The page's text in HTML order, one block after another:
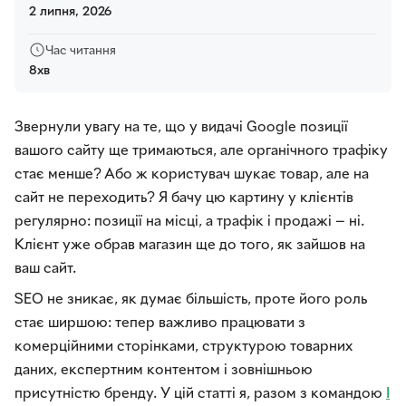
Звернули увагу на те, що у видачі Google позиції
вашого сайту ще тримаються, але органічного трафіку
стає менше? Або ж користувач шукає товар, але на
сайт не переходить? Я бачу цю картину у клієнтів
регулярно: позиції на місці, а трафік і продажі — ні.
Клієнт уже обрав магазин ще до того, як зайшов на
ваш сайт.
SEO не зникає, як думає більшість, проте його роль
стає ширшою: тепер важливо працювати з
комерційними сторінками, структурою товарних
даних, експертним контентом і зовнішньою
присутністю бренду. У цій статті я, разом з командою I
2 липня, 2026
Час читання
8хв